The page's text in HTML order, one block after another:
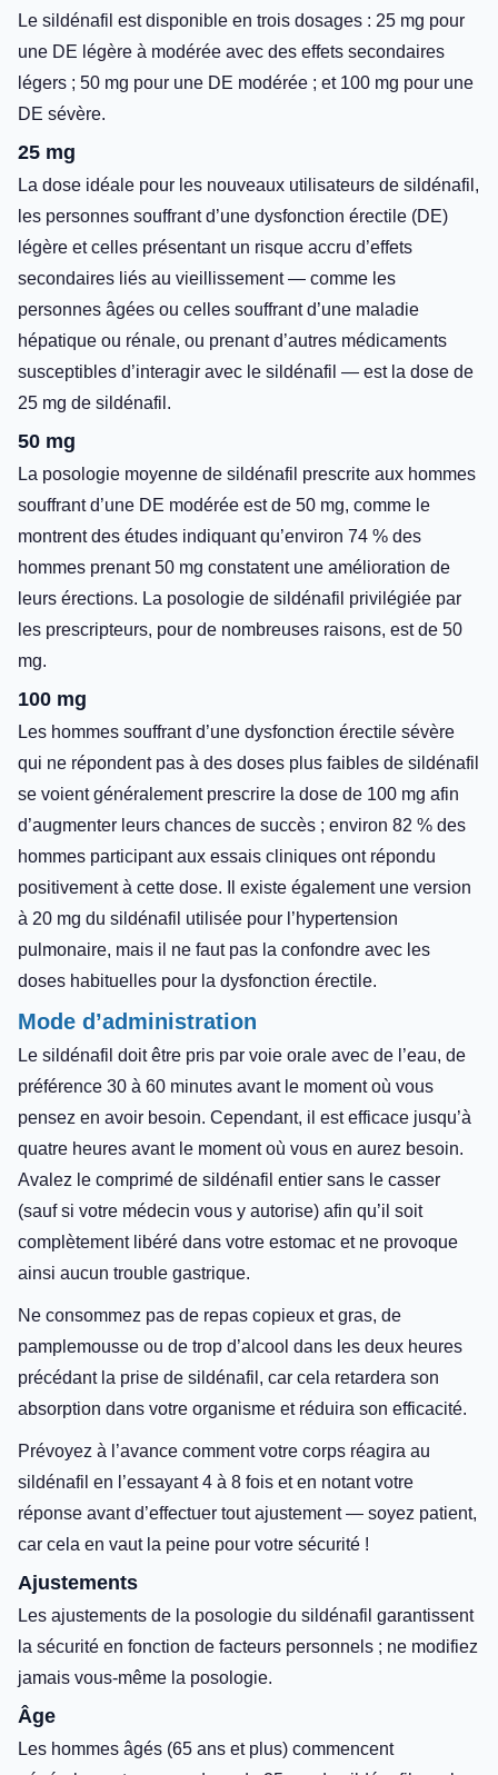
Le sildénafil est disponible en trois dosages : 25 mg pour
une DE légère à modérée avec des effets secondaires
légers ; 50 mg pour une DE modérée ; et 100 mg pour une
DE sévère.
25 mg
La dose idéale pour les nouveaux utilisateurs de sildénafil,
les personnes souffrant d’une dysfonction érectile (DE)
légère et celles présentant un risque accru d’effets
secondaires liés au vieillissement — comme les
personnes âgées ou celles souffrant d’une maladie
hépatique ou rénale, ou prenant d’autres médicaments
susceptibles d’interagir avec le sildénafil — est la dose de
25 mg de sildénafil.
50 mg
La posologie moyenne de sildénafil prescrite aux hommes
souffrant d’une DE modérée est de 50 mg, comme le
montrent des études indiquant qu’environ 74 % des
hommes prenant 50 mg constatent une amélioration de
leurs érections. La posologie de sildénafil privilégiée par
les prescripteurs, pour de nombreuses raisons, est de 50
mg.
100 mg
Les hommes souffrant d’une dysfonction érectile sévère
qui ne répondent pas à des doses plus faibles de sildénafil
se voient généralement prescrire la dose de 100 mg afin
d’augmenter leurs chances de succès ; environ 82 % des
hommes participant aux essais cliniques ont répondu
positivement à cette dose. Il existe également une version
à 20 mg du sildénafil utilisée pour l’hypertension
pulmonaire, mais il ne faut pas la confondre avec les
doses habituelles pour la dysfonction érectile.
Mode d’administration
Le sildénafil doit être pris par voie orale avec de l’eau, de
préférence 30 à 60 minutes avant le moment où vous
pensez en avoir besoin. Cependant, il est efficace jusqu’à
quatre heures avant le moment où vous en aurez besoin.
Avalez le comprimé de sildénafil entier sans le casser
(sauf si votre médecin vous y autorise) afin qu’il soit
complètement libéré dans votre estomac et ne provoque
ainsi aucun trouble gastrique.
Ne consommez pas de repas copieux et gras, de
pamplemousse ou de trop d’alcool dans les deux heures
précédant la prise de sildénafil, car cela retardera son
absorption dans votre organisme et réduira son efficacité.
Prévoyez à l’avance comment votre corps réagira au
sildénafil en l’essayant 4 à 8 fois et en notant votre
réponse avant d’effectuer tout ajustement — soyez patient,
car cela en vaut la peine pour votre sécurité !
Ajustements
Les ajustements de la posologie du sildénafil garantissent
la sécurité en fonction de facteurs personnels ; ne modifiez
jamais vous-même la posologie.
Âge
Les hommes âgés (65 ans et plus) commencent